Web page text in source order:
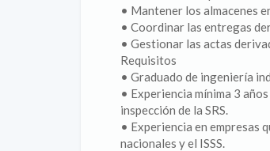
• Mantener los almacenes
• Coordinar las entregas
• Gestionar las actas
Requisitos
• Graduado de ingeniería
• Experiencia mínima 3
inspección de la SRS.
• Experiencia en empresas
nacionales y el ISSS.